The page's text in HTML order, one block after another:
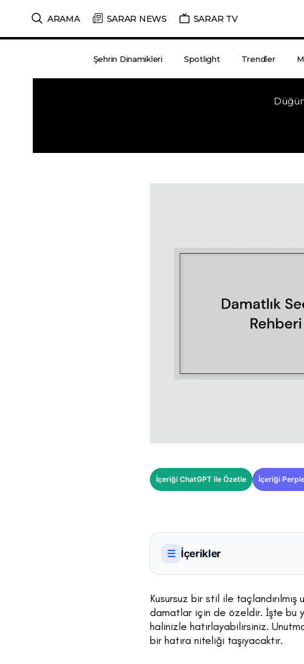
ARAMA SARAR NEWS SARAR TV
Şehrin Dinamikleri Spotlight Trendler
İçeriği ChatGPT ile Özetle İçeriği
☰ İçerikler
Kusursuz bir stil ile
damatlar için de özeldir. İşte bu
halinizle hatırlayabilirsiniz.
bir hatıra niteliği taşıyacaktır.